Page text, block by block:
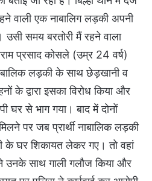
वाली एक नाबालिग लड़की अपनी
समय बरतोरी मैं रहने वाला
प्रसाद कोसले (उम्र 24 वर्ष)
लड़की के साथ छेड़खानी व
के द्वारा इसका विरोध किया और
घर से भाग गया। बाद में दोनों
पर जब प्रार्थी नाबालिक लड़की
के घर शिकायत लेकर गए। तो वहां
उनके साथ गाली गलौज किया और